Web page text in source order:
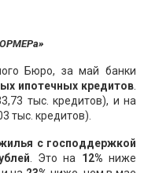
Бюро, за май банки
ипотечных кредитов
тыс. кредитов), и на
тыс. кредитов).
с господдержкой
. Это на 12%ниже